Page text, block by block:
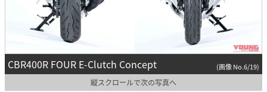
CBR400R FOUR E-Clutch Concept (画像 No.6/19)
縦スクロールで次の写真へ